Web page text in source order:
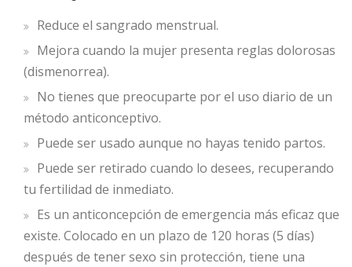
Reduce el sangrado menstrual.
Mejora cuando la mujer presenta reglas dolorosas
(dismenorrea).
No tienes que preocuparte por el uso diario de un
método anticonceptivo.
Puede ser usado aunque no hayas tenido partos.
Puede ser retirado cuando lo desees, recuperando
tu fertilidad de inmediato.
Es un anticoncepción de emergencia más eficaz que
existe. Colocado en un plazo de 120 horas (5 días)
después de tener sexo sin protección, tiene una